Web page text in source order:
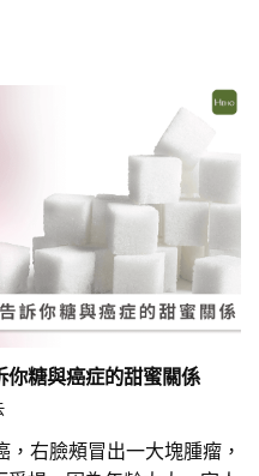
你糖與癌症的甜蜜關係
右臉頰冒出一大塊腫瘤，